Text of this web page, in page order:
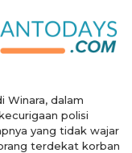
Winara, dalam
polisi
yang tidak wajar
terdekat korban